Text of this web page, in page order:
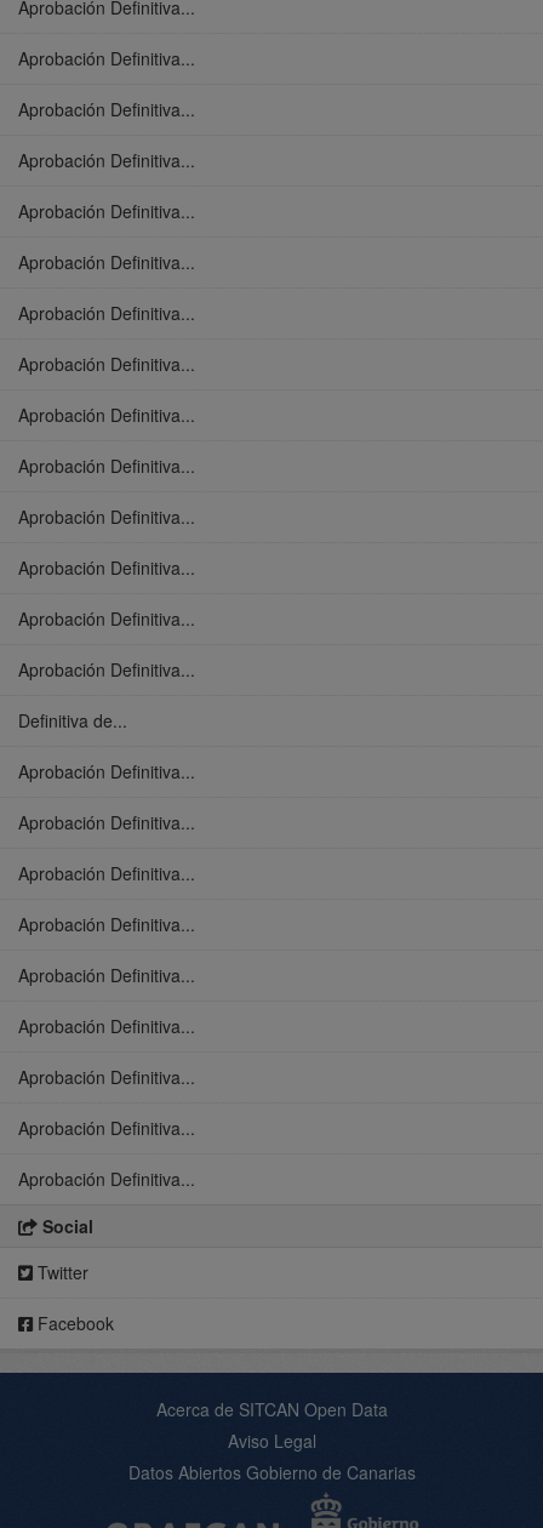
Aprobación Definitiva...
Aprobación Definitiva...
Aprobación Definitiva...
Aprobación Definitiva...
Aprobación Definitiva...
Aprobación Definitiva...
Aprobación Definitiva...
Aprobación Definitiva...
Aprobación Definitiva...
Aprobación Definitiva...
Aprobación Definitiva...
Aprobación Definitiva...
Aprobación Definitiva...
Aprobación Definitiva...
Definitiva de...
Aprobación Definitiva...
Aprobación Definitiva...
Aprobación Definitiva...
Aprobación Definitiva...
Aprobación Definitiva...
Aprobación Definitiva...
Aprobación Definitiva...
Aprobación Definitiva...
Aprobación Definitiva...
Social
Twitter
Facebook
Acerca de SITCAN Open Data
Aviso Legal
Datos Abiertos Gobierno de Canarias